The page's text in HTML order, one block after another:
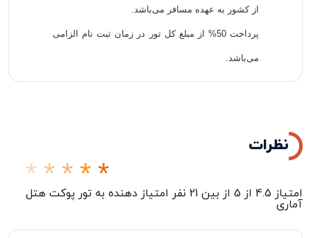
از کشور به عهده مسافر می‌باشد.
پرداخت 50% از مبلغ کل تور در زمان ثبت نام الزامی
می‌باشد.
نظرات
امتیاز 4.5 از 5 از بین 21 نفر امتیاز دهنده به تور پوکت هتل
آماری